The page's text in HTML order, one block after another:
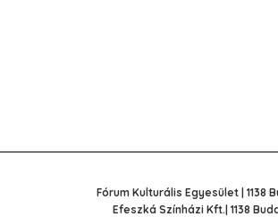
Fórum Kulturális Egyesület | 1138
Efeszká Színházi Kft.| 1138